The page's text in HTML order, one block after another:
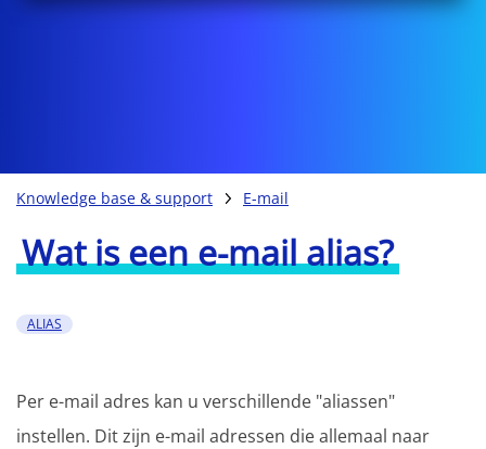
Knowledge base & support E-mail
Wat is een e-mail alias?
ALIAS
Per e-mail adres kan u verschillende "aliassen"
instellen. Dit zijn e-mail adressen die allemaal naar